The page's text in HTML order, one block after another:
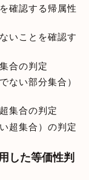
確認する帰属性
いことを確認す
合の判定
ない部分集合）
集合の判定
超集合）の判定
した等価性判